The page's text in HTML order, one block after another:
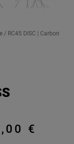
/ RC45 DISC | Carbon
€